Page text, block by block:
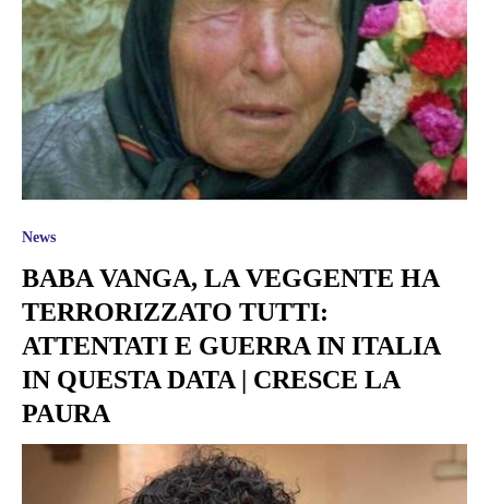
News
BABA VANGA, LA VEGGENTE HA
TERRORIZZATO TUTTI:
ATTENTATI E GUERRA IN ITALIA
IN QUESTA DATA | CRESCE LA
PAURA